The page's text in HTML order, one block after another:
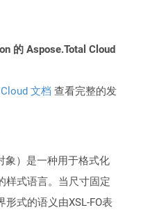
的 Aspose.Total Cloud
文档 查看完整的发
象）是一种用于格式化
样式语言。当尺寸固定
式的语义由XSL-FO表